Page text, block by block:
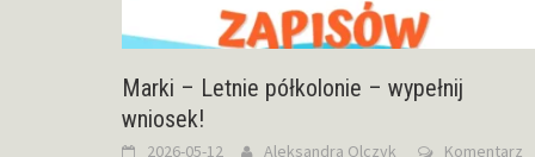
Marki – Letnie półkolonie – wypełnij
wniosek!
2026-05-12 Aleksandra Olczyk Komentarz